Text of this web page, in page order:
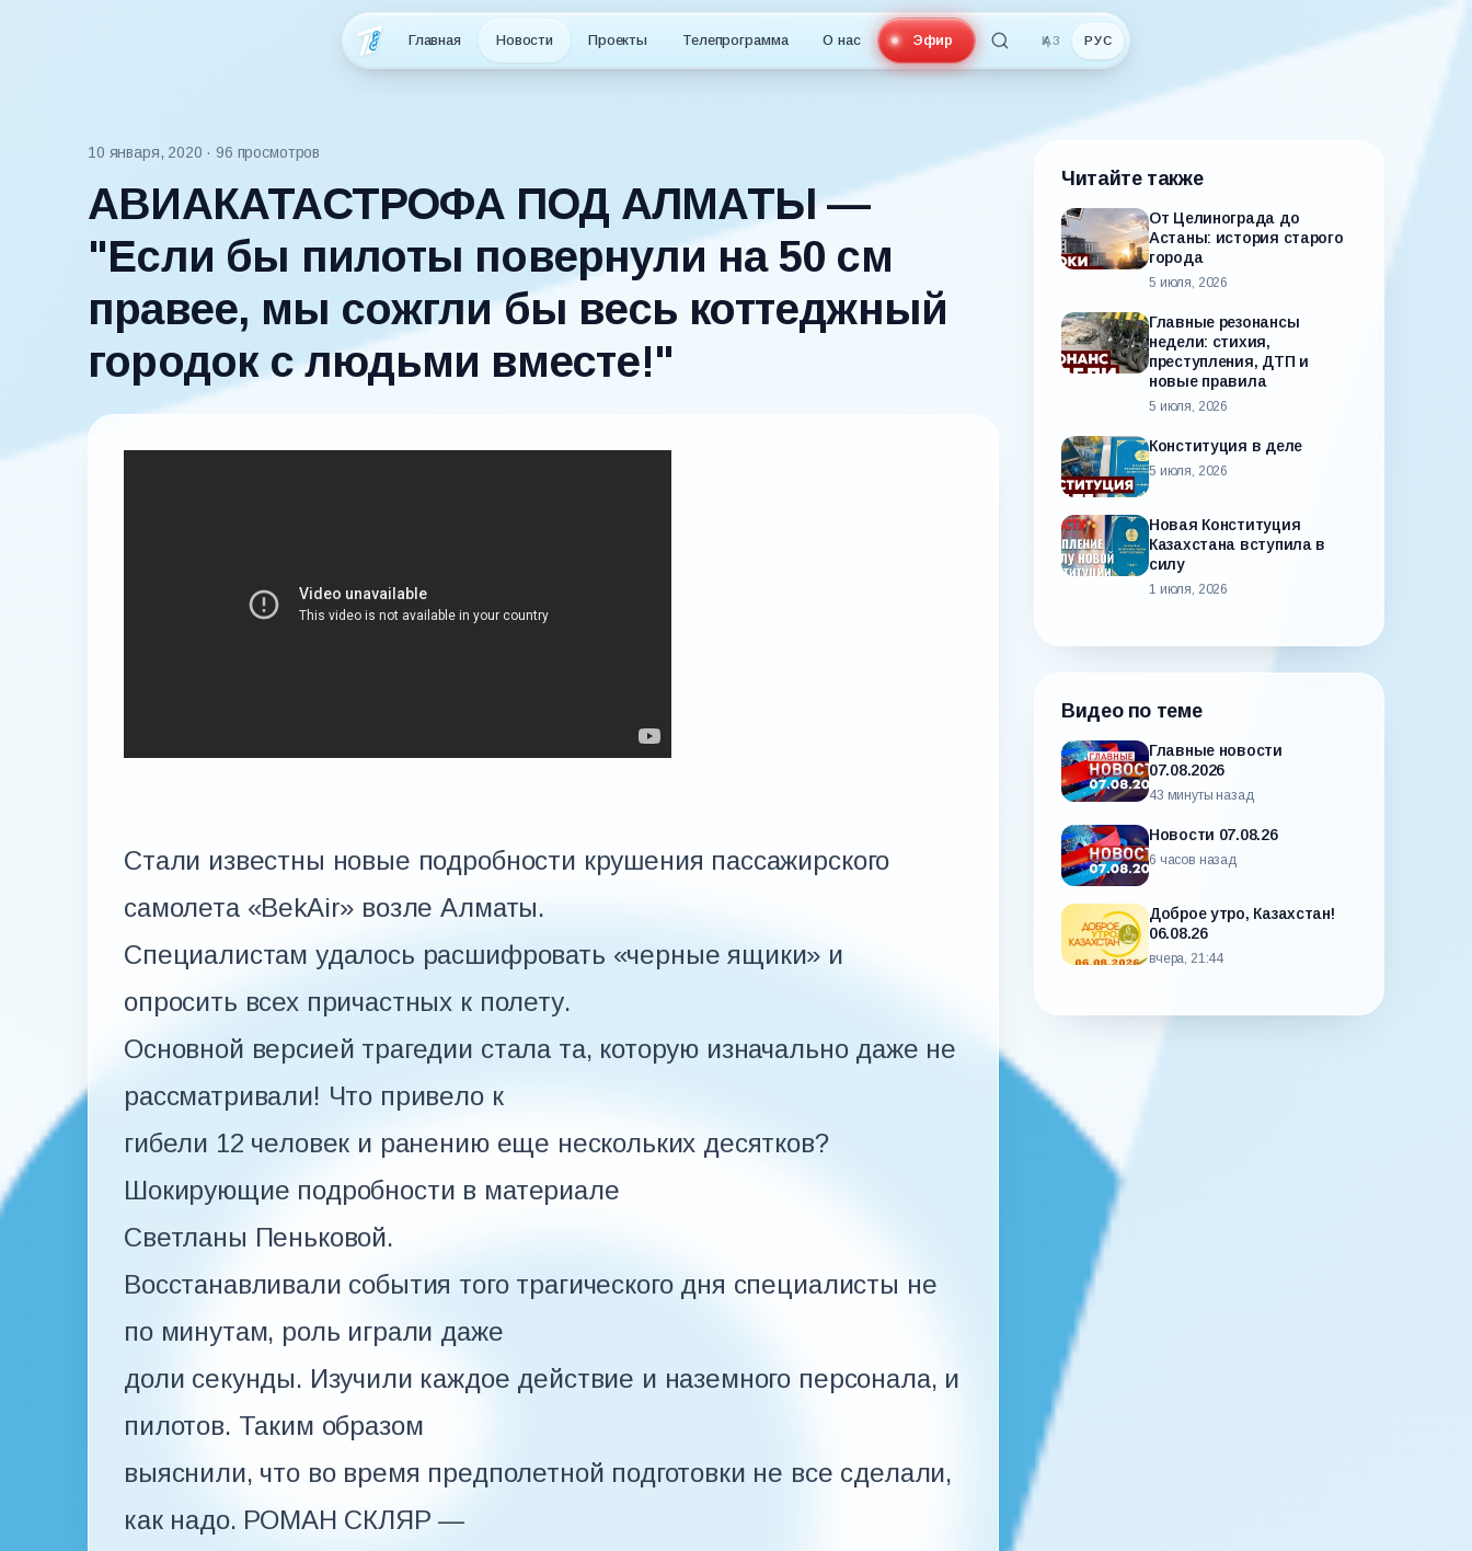
Главная Новости Проекты Телепрограмма О нас Эфир ҚАЗ РУС
10 января, 2020 · 96 просмотров
АВИАКАТАСТРОФА ПОД АЛМАТЫ —
"Если бы пилоты повернули на 50 см
правее, мы сожгли бы весь коттеджный
городок с людьми вместе!"
Стали известны новые подробности крушения пассажирского
самолета «BekAir» возле Алматы.
Специалистам удалось расшифровать «черные ящики» и
опросить всех причастных к полету.
Основной версией трагедии стала та, которую изначально даже не
рассматривали! Что привело к
гибели 12 человек и ранению еще нескольких десятков?
Шокирующие подробности в материале
Светланы Пеньковой.
Восстанавливали события того трагического дня специалисты не
по минутам, роль играли даже
доли секунды. Изучили каждое действие и наземного персонала, и
пилотов. Таким образом
выяснили, что во время предполетной подготовки не все сделали,
как надо. РОМАН СКЛЯР —
Читайте также
От Целинограда до
Астаны: история старого
города
5 июля, 2026
Главные резонансы
недели: стихия,
преступления, ДТП и
новые правила
5 июля, 2026
Конституция в деле
5 июля, 2026
Новая Конституция
Казахстана вступила в
силу
1 июля, 2026
Видео по теме
Главные новости
07.08.2026
43 минуты назад
Новости 07.08.26
6 часов назад
Доброе утро, Казахстан!
06.08.26
вчера, 21:44